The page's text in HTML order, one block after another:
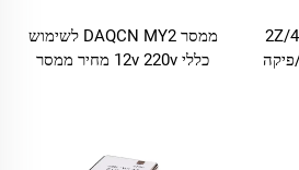
רילאי למטרות כלליות 2Z/4Z, 10
ממסר DAQCN MY2 לשימוש
כללי 12v 220v מחיר ממסר